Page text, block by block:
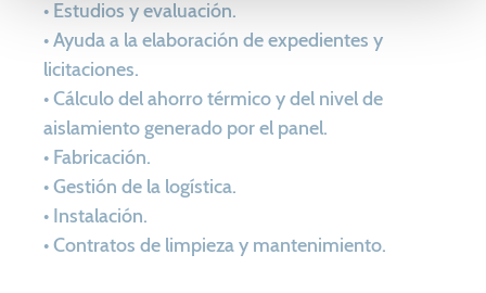
• Estudios y evaluación.
• Ayuda a la elaboración de expedientes y
licitaciones.
• Cálculo del ahorro térmico y del nivel de
aislamiento generado por el panel.
• Fabricación.
• Gestión de la logística.
• Instalación.
• Contratos de limpieza y mantenimiento.